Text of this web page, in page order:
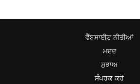
ਵੈੱਬਸਾਈਟ ਨੀਤੀਆਂ
ਮਦਦ
ਸੁਝਾਅ
ਸੰਪਰਕ ਕਰੋ